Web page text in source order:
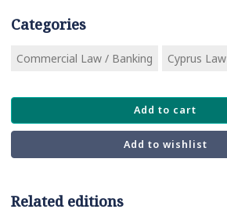
Categories
Commercial Law / Banking Cyprus Law
Add to cart
Add to wishlist
Related editions